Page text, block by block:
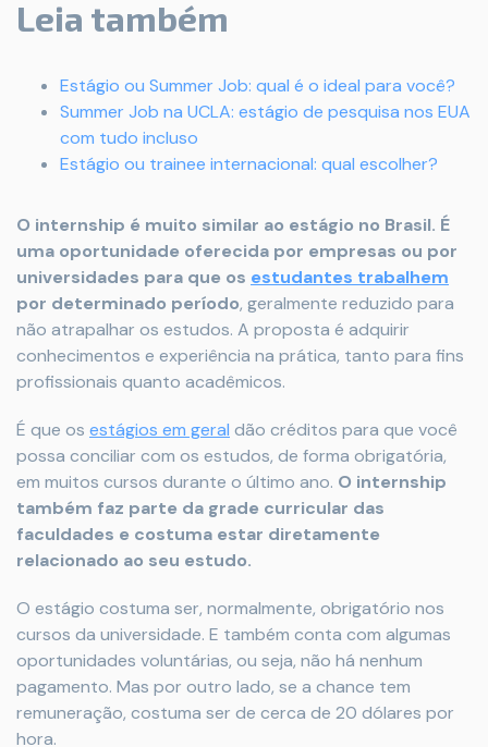
Leia também
Estágio ou Summer Job: qual é o ideal para você?
Summer Job na UCLA: estágio de pesquisa nos EUA
com tudo incluso
Estágio ou trainee internacional: qual escolher?
O internship é muito similar ao estágio no Brasil. É
uma oportunidade oferecida por empresas ou por
universidades para que os estudantes trabalhem
por determinado período, geralmente reduzido para
não atrapalhar os estudos. A proposta é adquirir
conhecimentos e experiência na prática, tanto para fins
profissionais quanto acadêmicos.
É que os estágios em geral dão créditos para que você
possa conciliar com os estudos, de forma obrigatória,
em muitos cursos durante o último ano. O internship
também faz parte da grade curricular das
faculdades e costuma estar diretamente
relacionado ao seu estudo.
O estágio costuma ser, normalmente, obrigatório nos
cursos da universidade. E também conta com algumas
oportunidades voluntárias, ou seja, não há nenhum
pagamento. Mas por outro lado, se a chance tem
remuneração, costuma ser de cerca de 20 dólares por
hora.